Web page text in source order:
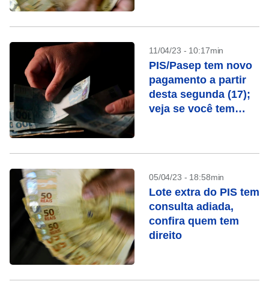
11/04/23 - 10:17min
PIS/Pasep tem novo
pagamento a partir
desta segunda (17);
veja se você tem
05/04/23 - 18:58min
Lote extra do PIS tem
consulta adiada,
confira quem tem
direito